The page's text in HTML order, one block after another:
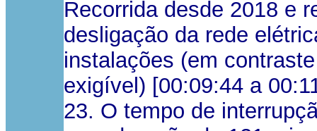
Recorrida desde 2018 e
desligação da rede
instalações (em
exigível) [00:09:44 a
23. O tempo de